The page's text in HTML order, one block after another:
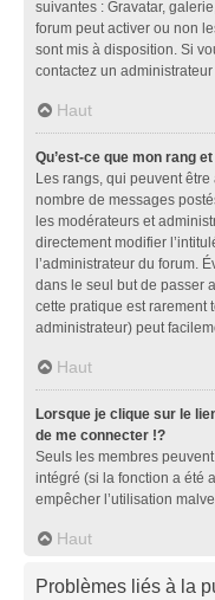
suivantes : Gravatar,
forum peut activer ou non
sont mis à disposition. Si
contactez un
Haut
Qu’est-ce que mon rang
Les rangs, qui peuvent
nombre de messages
les modérateurs et
directement modifier
l’administrateur du forum.
dans le seul but de passer
cette pratique est rarement
administrateur) peut
Haut
Lorsque je clique sur le
de me connecter !?
Seuls les membres
intégré (si la fonction a été
empêcher l’utilisation
Haut
Problèmes liés à la